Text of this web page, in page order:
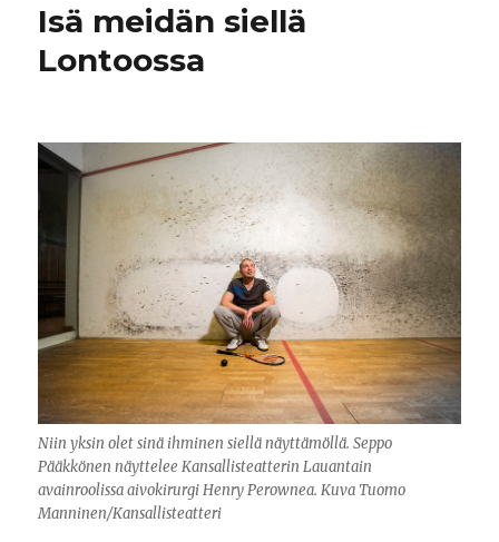
Isä meidän siellä
Lontoossa
Niin yksin olet sinä ihminen siellä näyttämöllä. Seppo
Pääkkönen näyttelee Kansallisteatterin Lauantain
avainroolissa aivokirurgi Henry Perownea. Kuva Tuomo
Manninen/Kansallisteatteri